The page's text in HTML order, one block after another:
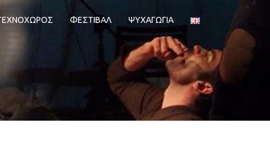
ΦΕΣΤΙΒΑΛ ΨΥΧΑΓΩΓΙΑ